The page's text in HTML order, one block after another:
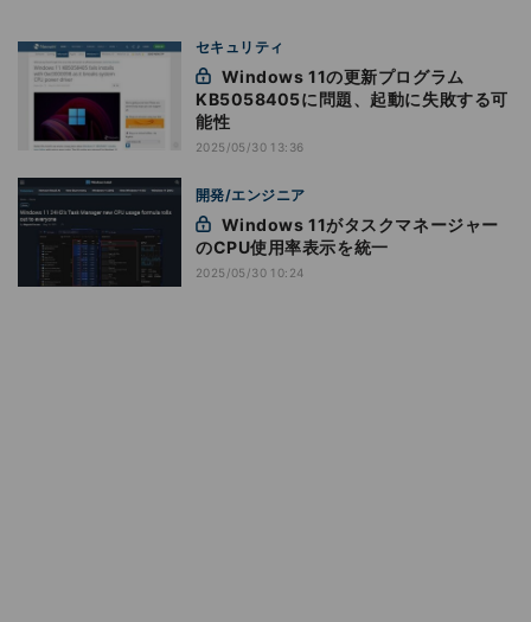
セキュリティ
KB5058405に問題、起動に失敗する可
能性
2025/05/30 13:36
開発/エンジニア
のCPU使用率表示を統一
2025/05/30 10:24